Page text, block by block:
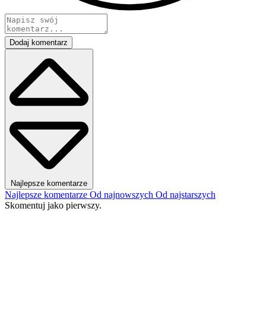
Dodaj komentarz
Najlepsze komentarze
Najlepsze komentarze Od najnowszych Od najstarszych
Skomentuj jako pierwszy.